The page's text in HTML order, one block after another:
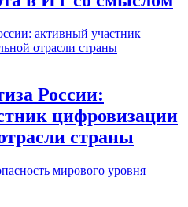
России:
цифровизации
страны